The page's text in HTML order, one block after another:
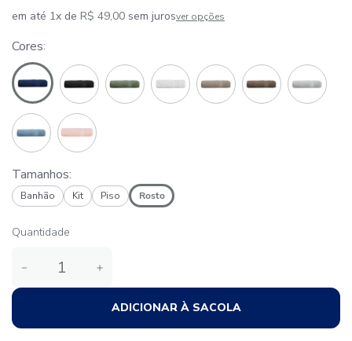
em até 1x de R$ 49,00 sem jurosver opções
Cores
Tamanhos:
Banhão Kit Piso Rosto
Quantidade
＋
－
ADICIONAR À SACOLA